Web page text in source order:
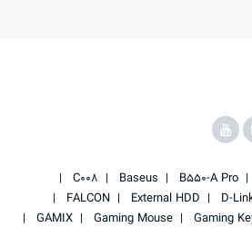
B550-A Pro
Baseus
C008
D-
External HDD
FALCON
Gaming
Gaming Mouse
GAMIX